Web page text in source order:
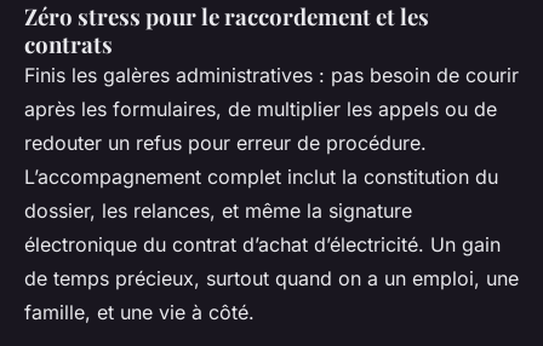
Zéro stress pour le raccordement et les
contrats
Finis les galères administratives : pas besoin de courir
après les formulaires, de multiplier les appels ou de
redouter un refus pour erreur de procédure.
L’accompagnement complet inclut la constitution du
dossier, les relances, et même la signature
électronique du contrat d’achat d’électricité. Un gain
de temps précieux, surtout quand on a un emploi, une
famille, et une vie à côté.